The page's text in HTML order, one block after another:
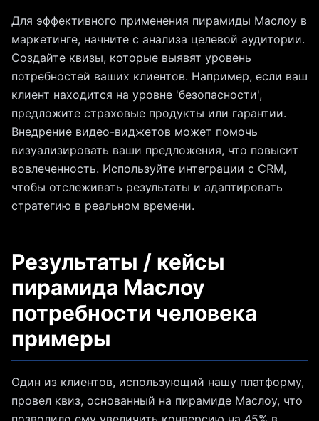
Для эффективного применения пирамиды Маслоу в
маркетинге, начните с анализа целевой аудитории.
Создайте квизы, которые выявят уровень
потребностей ваших клиентов. Например, если ваш
клиент находится на уровне 'безопасности',
предложите страховые продукты или гарантии.
Внедрение видео-виджетов может помочь
визуализировать ваши предложения, что повысит
вовлеченность. Используйте интеграции с CRM,
чтобы отслеживать результаты и адаптировать
стратегию в реальном времени.
Результаты / кейсы
пирамида Маслоу
потребности человека
примеры
Один из клиентов, использующий нашу платформу,
провел квиз, основанный на пирамиде Маслоу, что